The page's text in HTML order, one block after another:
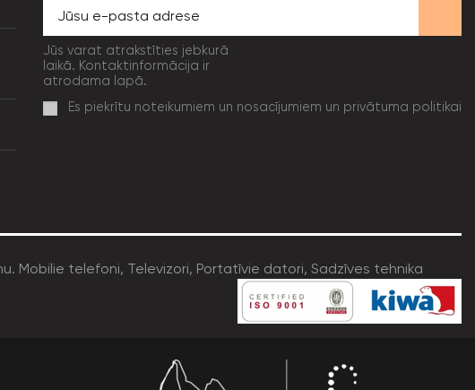
Jūs varat atrakstīties jebkurā
laikā. Kontaktinformācija ir
atrodama lapā.
Es piekrītu noteikumiem un nosacījumiem un privātuma politikai